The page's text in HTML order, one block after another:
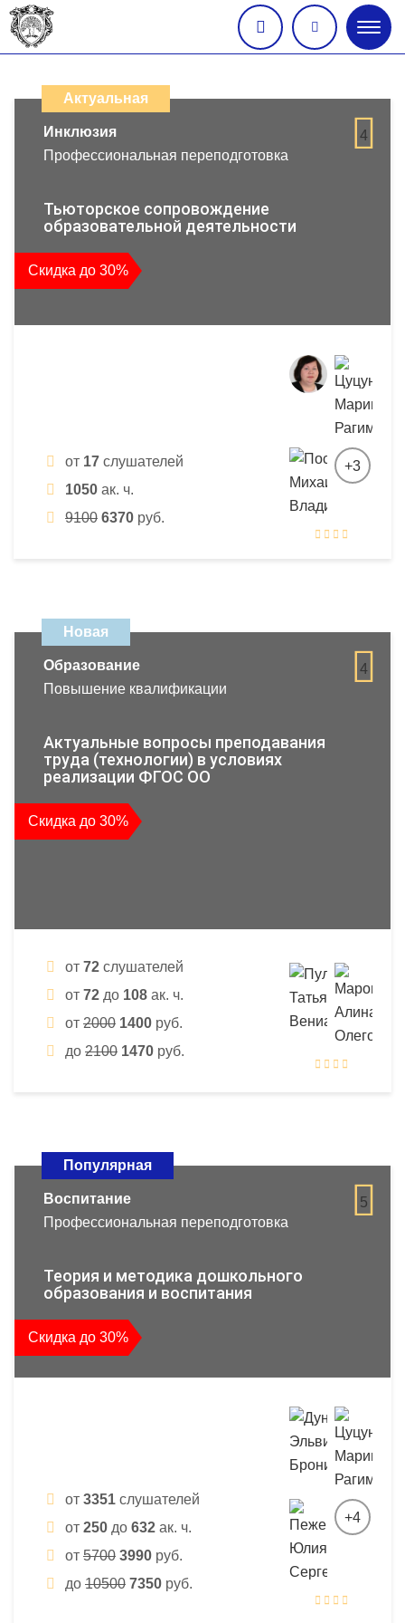
меню
дистанционных
образовательных
повышения
квалификации
и
профессиональной
Актуальная
4
Инклюзия
Профессиональная переподготовка
Тьюторское сопровождение
образовательной деятельности
Скидка до 30%
от 17 слушателей
1050 ак. ч.
9100 6370 руб.
+3
Новая
4
Образование
Повышение квалификации
Актуальные вопросы преподавания
труда (технологии) в условиях
реализации ФГОС ОО
Скидка до 30%
от 72 слушателей
от 72 до 108 ак. ч.
от 2000 1400 руб.
до 2100 1470 руб.
Популярная
5
Воспитание
Профессиональная переподготовка
Теория и методика дошкольного
образования и воспитания
Скидка до 30%
от 3351 слушателей
от 250 до 632 ак. ч.
от 5700 3990 руб.
до 10500 7350 руб.
+4